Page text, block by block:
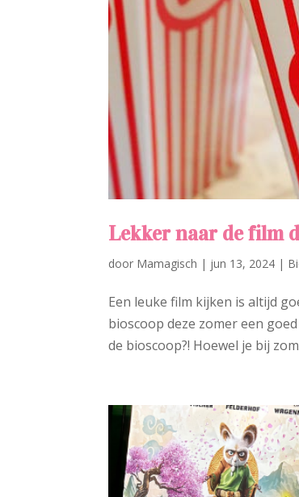
Lekker naar de film
door Mamagisch | jun 13, 2024 |
Een leuke film kijken is altijd
bioscoop deze zomer een
de bioscoop?! Hoewel je bij